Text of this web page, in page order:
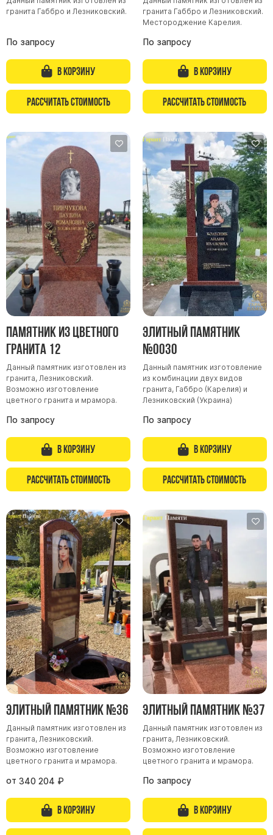
Цоколь из гранита
Столбы для ограды чугун
Ограды металл
Столы и лавки
Вазы полимерные
Подсвечники
Венки
Вазы из гранита
Скульптуры в полный рост
Скульптуры "Ангел" литиевые
Барельефы
Кресты
Голуби
Распятие
Скорбящие
Цветы
гранита Габбро и Лезниковский.
По запросу
В корзину
Рассчитать стоимость
гранита Габбро и Лезниковский.
Местороджение Карелия.
По запросу
В корзину
Рассчитать стоимость
Памятник из цветного
гранита 12
Данный памятник изготовлен из
гранита, Лезниковский.
Возможно изготовление
цветного гранита и мрамора.
По запросу
В корзину
Рассчитать стоимость
Элитный памятник
№0030
Данный памятник изготовление
из комбинации двух видов
гранита, Габбро (Карелия) и
Лезниковский (Украина)
По запросу
В корзину
Рассчитать стоимость
Элитный памятник №36
Данный памятник изготовлен из
гранита, Лезниковский.
Возможно изготовление
цветного гранита и мрамора.
от 340 204 ₽
В корзину
Элитный памятник №37
Данный памятник изготовлен из
гранита, Лезниковский.
Возможно изготовление
цветного гранита и мрамора.
По запросу
В корзину